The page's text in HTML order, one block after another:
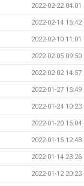
2022-02-22 04:01
2022-02-14 15:42
2022-02-10 11:01
2022-02-05 09:50
2022-02-02 14:57
2022-01-27 15:49
2022-01-24 10:23
2022-01-20 15:04
2022-01-15 12:43
2022-01-14 23:26
2022-01-12 20:23